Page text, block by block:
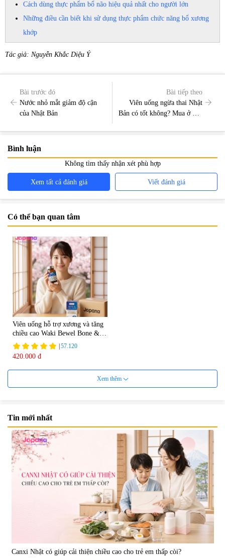
Cách dùng thực phẩm bổ não hiệu quả nhất cho người lớn
Những điều cần biết khi sử dụng thực phẩm chức năng bổ xương
khớp
Tác giả: Nguyễn Khắc Diệu Ý
Bài trước đó
Nước nhỏ mắt giảm độ cận
của Nhật Bản
Bài tiếp theo
Viên uống ngừa thai Nhật
Bản có tốt không? Mua ở đâu
Bình luận
Không tìm thấy nhận xét phù hợp
Xem tất cả đánh giá Viết đánh giá
Có thể bạn quan tâm
Viên uống hỗ trợ xương và tăng
chiều cao Waki Bewel Bone &
Calcium
57.120
420.000 đ
Xem thêm
Tin mới nhất
Canxi Nhật có giúp cải thiện chiều cao cho trẻ em thấp còi?